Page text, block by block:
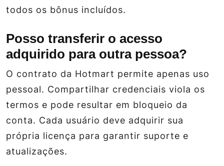
todos os bônus incluídos.
Posso transferir o acesso
adquirido para outra pessoa?
O contrato da Hotmart permite apenas uso
pessoal. Compartilhar credenciais viola os
termos e pode resultar em bloqueio da
conta. Cada usuário deve adquirir sua
própria licença para garantir suporte e
atualizações.